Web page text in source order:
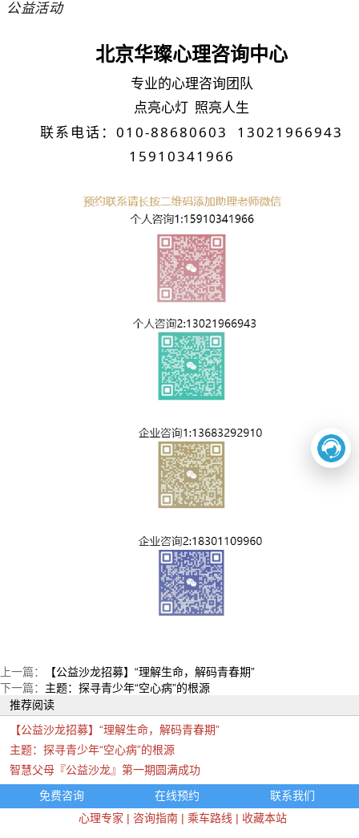
公益活动
北京华璨心理咨询中心
专业的心理咨询团队
点亮心灯 照亮人生
联系电话：010-88680603 13021966943
15910341966
上一篇：
【公益沙龙招募】“理解生命，解码青春期”
下一篇： 主题：探寻青少年“空心病”的根源
推荐阅读
【公益沙龙招募】“理解生命，解码青春期”
主题：探寻青少年“空心病”的根源
智慧父母『公益沙龙』第一期圆满成功
免费咨询
在线预约
联系我们
心理专家 | 咨询指南 | 乘车路线 | 收藏本站